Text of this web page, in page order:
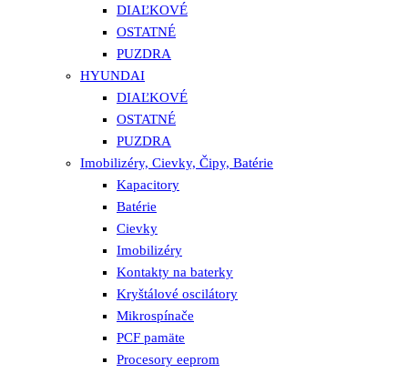
DIAĽKOVÉ
OSTATNÉ
PUZDRA
HYUNDAI
DIAĽKOVÉ
OSTATNÉ
PUZDRA
Imobilizéry, Cievky, Čipy, Batérie
Kapacitory
Batérie
Cievky
Imobilizéry
Kontakty na baterky
Kryštálové oscilátory
Mikrospínače
PCF pamäte
Procesory eeprom